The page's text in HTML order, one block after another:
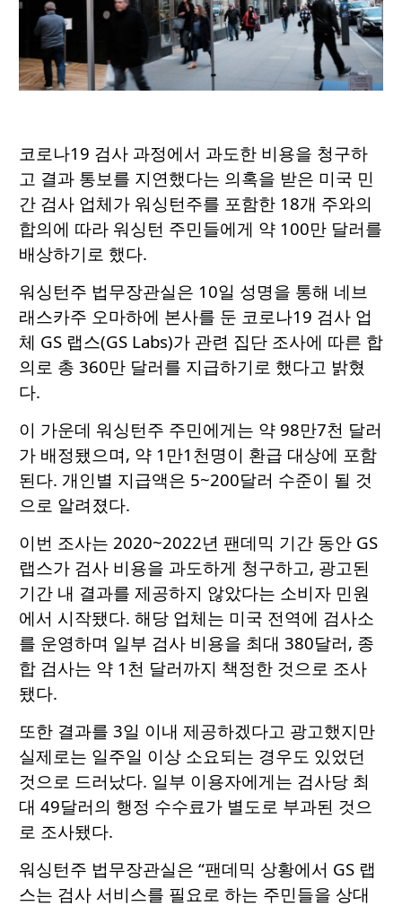
코로나19 검사 과정에서 과도한 비용을 청구하
고 결과 통보를 지연했다는 의혹을 받은 미국 민
간 검사 업체가 워싱턴주를 포함한 18개 주와의
합의에 따라 워싱턴 주민들에게 약 100만 달러를
배상하기로 했다.
워싱턴주 법무장관실은 10일 성명을 통해 네브
래스카주 오마하에 본사를 둔 코로나19 검사 업
체 GS 랩스(GS Labs)가 관련 집단 조사에 따른 합
의로 총 360만 달러를 지급하기로 했다고 밝혔
다.
이 가운데 워싱턴주 주민에게는 약 98만7천 달러
가 배정됐으며, 약 1만1천명이 환급 대상에 포함
된다. 개인별 지급액은 5~200달러 수준이 될 것
으로 알려졌다.
이번 조사는 2020~2022년 팬데믹 기간 동안 GS
랩스가 검사 비용을 과도하게 청구하고, 광고된
기간 내 결과를 제공하지 않았다는 소비자 민원
에서 시작됐다. 해당 업체는 미국 전역에 검사소
를 운영하며 일부 검사 비용을 최대 380달러, 종
합 검사는 약 1천 달러까지 책정한 것으로 조사
됐다.
또한 결과를 3일 이내 제공하겠다고 광고했지만
실제로는 일주일 이상 소요되는 경우도 있었던
것으로 드러났다. 일부 이용자에게는 검사당 최
대 49달러의 행정 수수료가 별도로 부과된 것으
로 조사됐다.
워싱턴주 법무장관실은 “팬데믹 상황에서 GS 랩
스는 검사 서비스를 필요로 하는 주민들을 상대